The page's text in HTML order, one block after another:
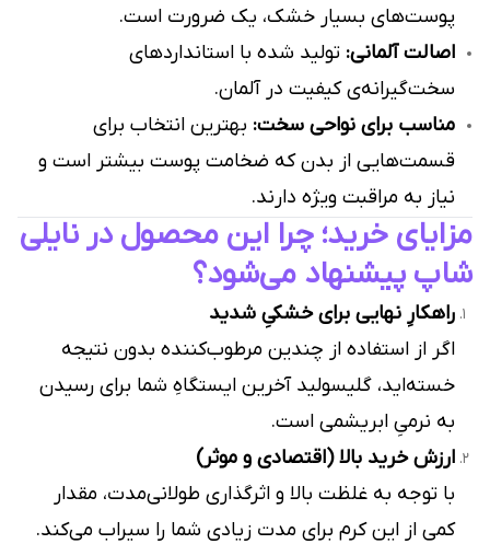
پوست‌های بسیار خشک، یک ضرورت است.
اصالت آلمانی: تولید شده با استانداردهای
سخت‌گیرانه‌ی کیفیت در آلمان.
مناسب برای نواحی سخت: بهترین انتخاب برای
قسمت‌هایی از بدن که ضخامت پوست بیشتر است و
نیاز به مراقبت ویژه دارند.
مزایای خرید؛ چرا این محصول در نایلی
شاپ پیشنهاد می‌شود؟
راهکارِ نهایی برای خشکیِ شدید
اگر از استفاده از چندین مرطوب‌کننده بدون نتیجه
خسته‌اید، گلیسولید آخرین ایستگاهِ شما برای رسیدن
به نرمیِ ابریشمی است.
ارزش خرید بالا (اقتصادی و موثر)
با توجه به غلظت بالا و اثرگذاری طولانی‌مدت، مقدار
کمی از این کرم برای مدت زیادی شما را سیراب می‌کند.